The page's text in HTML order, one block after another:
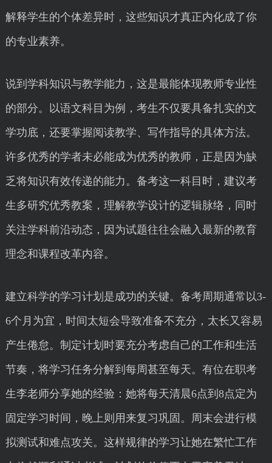
解释学生的个体差异时，这些知识才真正内化成了你
的专业素养。
说到学科知识与教学能力，这是最能体现教师专业性
的部分。以语文科目为例，考生不仅要具备扎实的文
学功底，还要掌握阅读教学、写作指导的具体方法。
许多优秀的学者未必能成为优秀的教师，正是因为缺
乏将知识有效传递的能力。备考这一科目时，建议考
生多研究优秀教案，理解教学设计的逻辑脉络，同时
关注学科前沿动态，因为试题往往会融入最新的教育
理念和课程改革内容。
建立科学的学习计划是成功的关键。备考周期通常以3-
6个月为宜，时间太短会导致准备不充分，太长又容易
产生倦怠。制定计划时要充分考虑自己的工作和生活
节奏，将学习任务分解到每周甚至每天。有位在职考
生李老师分享她的经验：她将每天清晨6点到8点定为
固定学习时间，晚上则用来复习巩固。周末会进行模
拟测试和难点攻关。这样规律的学习让她在繁忙工作